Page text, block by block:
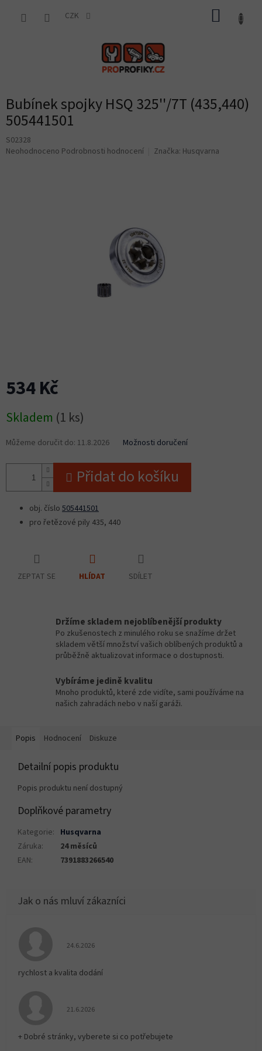
CZK
Bubínek spojky HSQ 325''/7T (435,440)
505441501
S02328
Průměrné
Neohodnoceno Podrobnosti hodnocení Značka: Husqvarna
534 Kč
cena:
Skladem (1 ks)
Můžeme doručit do: 11.8.2026 Možnosti doručení
Přidat do košíku
obj. číslo 505441501
pro řetězové pily 435, 440
ZEPTAT SE HLÍDAT SDÍLET
Držíme skladem nejoblíbenější produkty
Po zkušenostech z minulého roku se snažíme držet
skladem větší množství vašich oblíbených produktů a
průběžně aktualizovat informace o dostupnosti.
Vybíráme jedině kvalitu
Mnoho produktů, které zde vidíte, sami používáme na
našich zahradách nebo v naší garáži.
Popis Hodnocení Diskuze
Detailní popis produktu
Popis produktu není dostupný
Doplňkové parametry
Kategorie: Husqvarna
Záruka:
24 měsíců
EAN: 7391883266540
Hodnocení obchodu je 5 z 5 hvězdiček.
24.6.2026
rychlost a kvalita dodání
Hodnocení obchodu je 5 z 5 hvězdiček.
21.6.2026
+ Dobré stránky, vyberete si co potřebujete